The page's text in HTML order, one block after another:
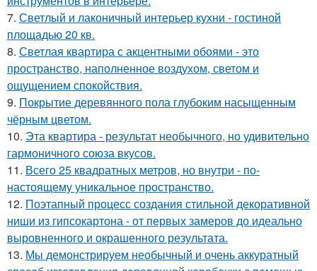
7. Светлый и лаконичный интерьер кухни - гостиной
площадью 20 кв.
8. Светлая квартира с акцентными обоями - это
пространство, наполненное воздухом, светом и
ощущением спокойствия.
9. Покрытие деревянного пола глубоким насыщенным
чёрным цветом.
10. Эта квартира - результат необычного, но удивительно
гармоничного союза вкусов.
11. Всего 25 квадратных метров, но внутри - по-
настоящему уникальное пространство.
12. Поэтапный процесс создания стильной декоративной
ниши из гипсокартона - от первых замеров до идеально
выровненного и окрашенного результата.
13. Мы демонстрируем необычный и очень аккуратный